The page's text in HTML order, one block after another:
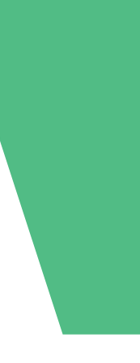
Verpflichtung